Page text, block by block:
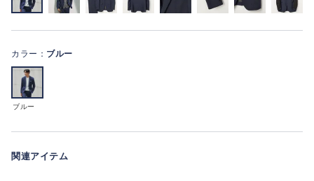
カラー： ブルー
ブルー
関連アイテム